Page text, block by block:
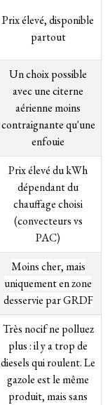
Prix élevé, disponible
partout
Un choix possible
avec une citerne
aérienne moins
contraignante qu'une
enfouie
Prix élevé du kWh
dépendant du
chauffage choisi
(convecteurs vs
PAC)
Moins cher, mais
uniquement en zone
desservie par GRDF
Très nocif ne polluez
plus : il y a trop de
diesels qui roulent. Le
gazole est le même
produit, mais sans